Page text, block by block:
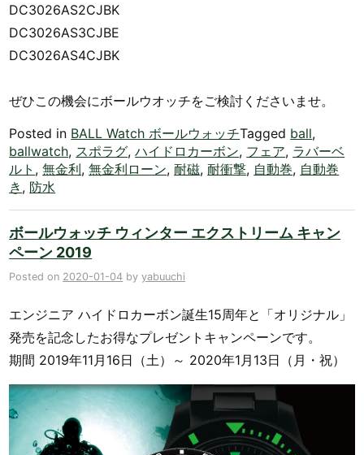
DC3026AS2CJBK
DC3026AS3CJBE
DC3026AS4CJBK
ぜひこの機会にボールウオッチをご検討くださいませ。
Posted in BALL Watch ボールウォッチTagged ball,
ballwatch, スポラグ,ハイドロカーボン, フェア, ラバーベ
ルト ,無金利,無金利ローン,耐磁,耐衝撃, 自動巻, 自動巻
き , 防水
ボールウォッチ ウィンター エクストリーム キャン
ペーン 2019
Posted on 2020-01-04 byyabuuchi
エンジニア ハイドロカーボン誕生15周年と「オリジナル」
発売を記念したお得なプレゼントキャンペーンです。
期間 2019年11月16日（土）～ 2020年1月13日（月・祝）